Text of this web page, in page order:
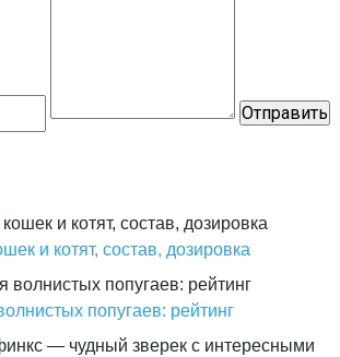
и котят, состав, дозировка
попугаев: рейтинг